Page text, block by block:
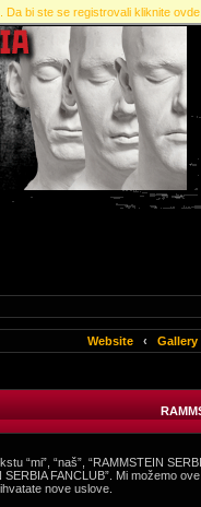
bi ste se registrovali kliknite
Website ‹ Gallery
“mi”, “naš”, “RAMMSTEIN
FANCLUB”. Mi možemo
nove uslove.